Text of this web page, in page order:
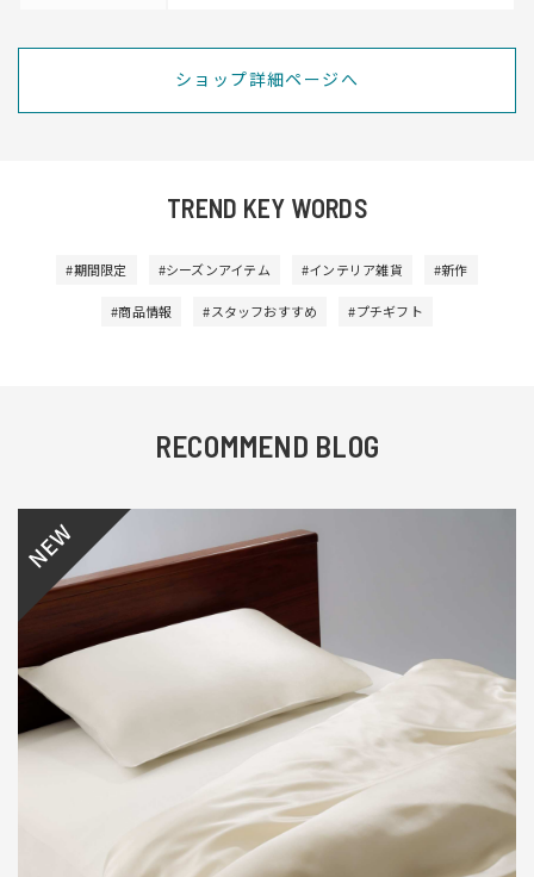
ショップ詳細ページへ
TREND KEY WORDS
#期間限定 #シーズンアイテム #インテリア雑貨 #新作
#商品情報 #スタッフおすすめ #プチギフト
RECOMMEND BLOG
NEW